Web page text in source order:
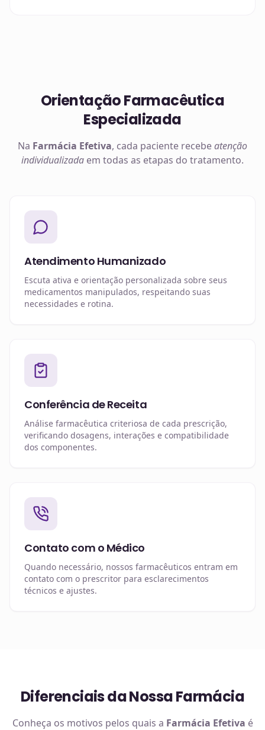
Orientação Farmacêutica
Especializada
Na Farmácia Efetiva, cada paciente recebeatenção
individualizada em todas as etapas do tratamento.
Atendimento Humanizado
Escuta ativa e orientação personalizada sobre seus
medicamentos manipulados, respeitando suas
necessidades e rotina.
Conferência de Receita
Análise farmacêutica criteriosa de cada prescrição,
verificando dosagens, interações e compatibilidade
dos componentes.
Contato com o Médico
Quando necessário, nossos farmacêuticos entram em
contato com o prescritor para esclarecimentos
técnicos e ajustes.
Diferenciais da Nossa Farmácia
Conheça os motivos pelos quais a Farmácia Efetiva é